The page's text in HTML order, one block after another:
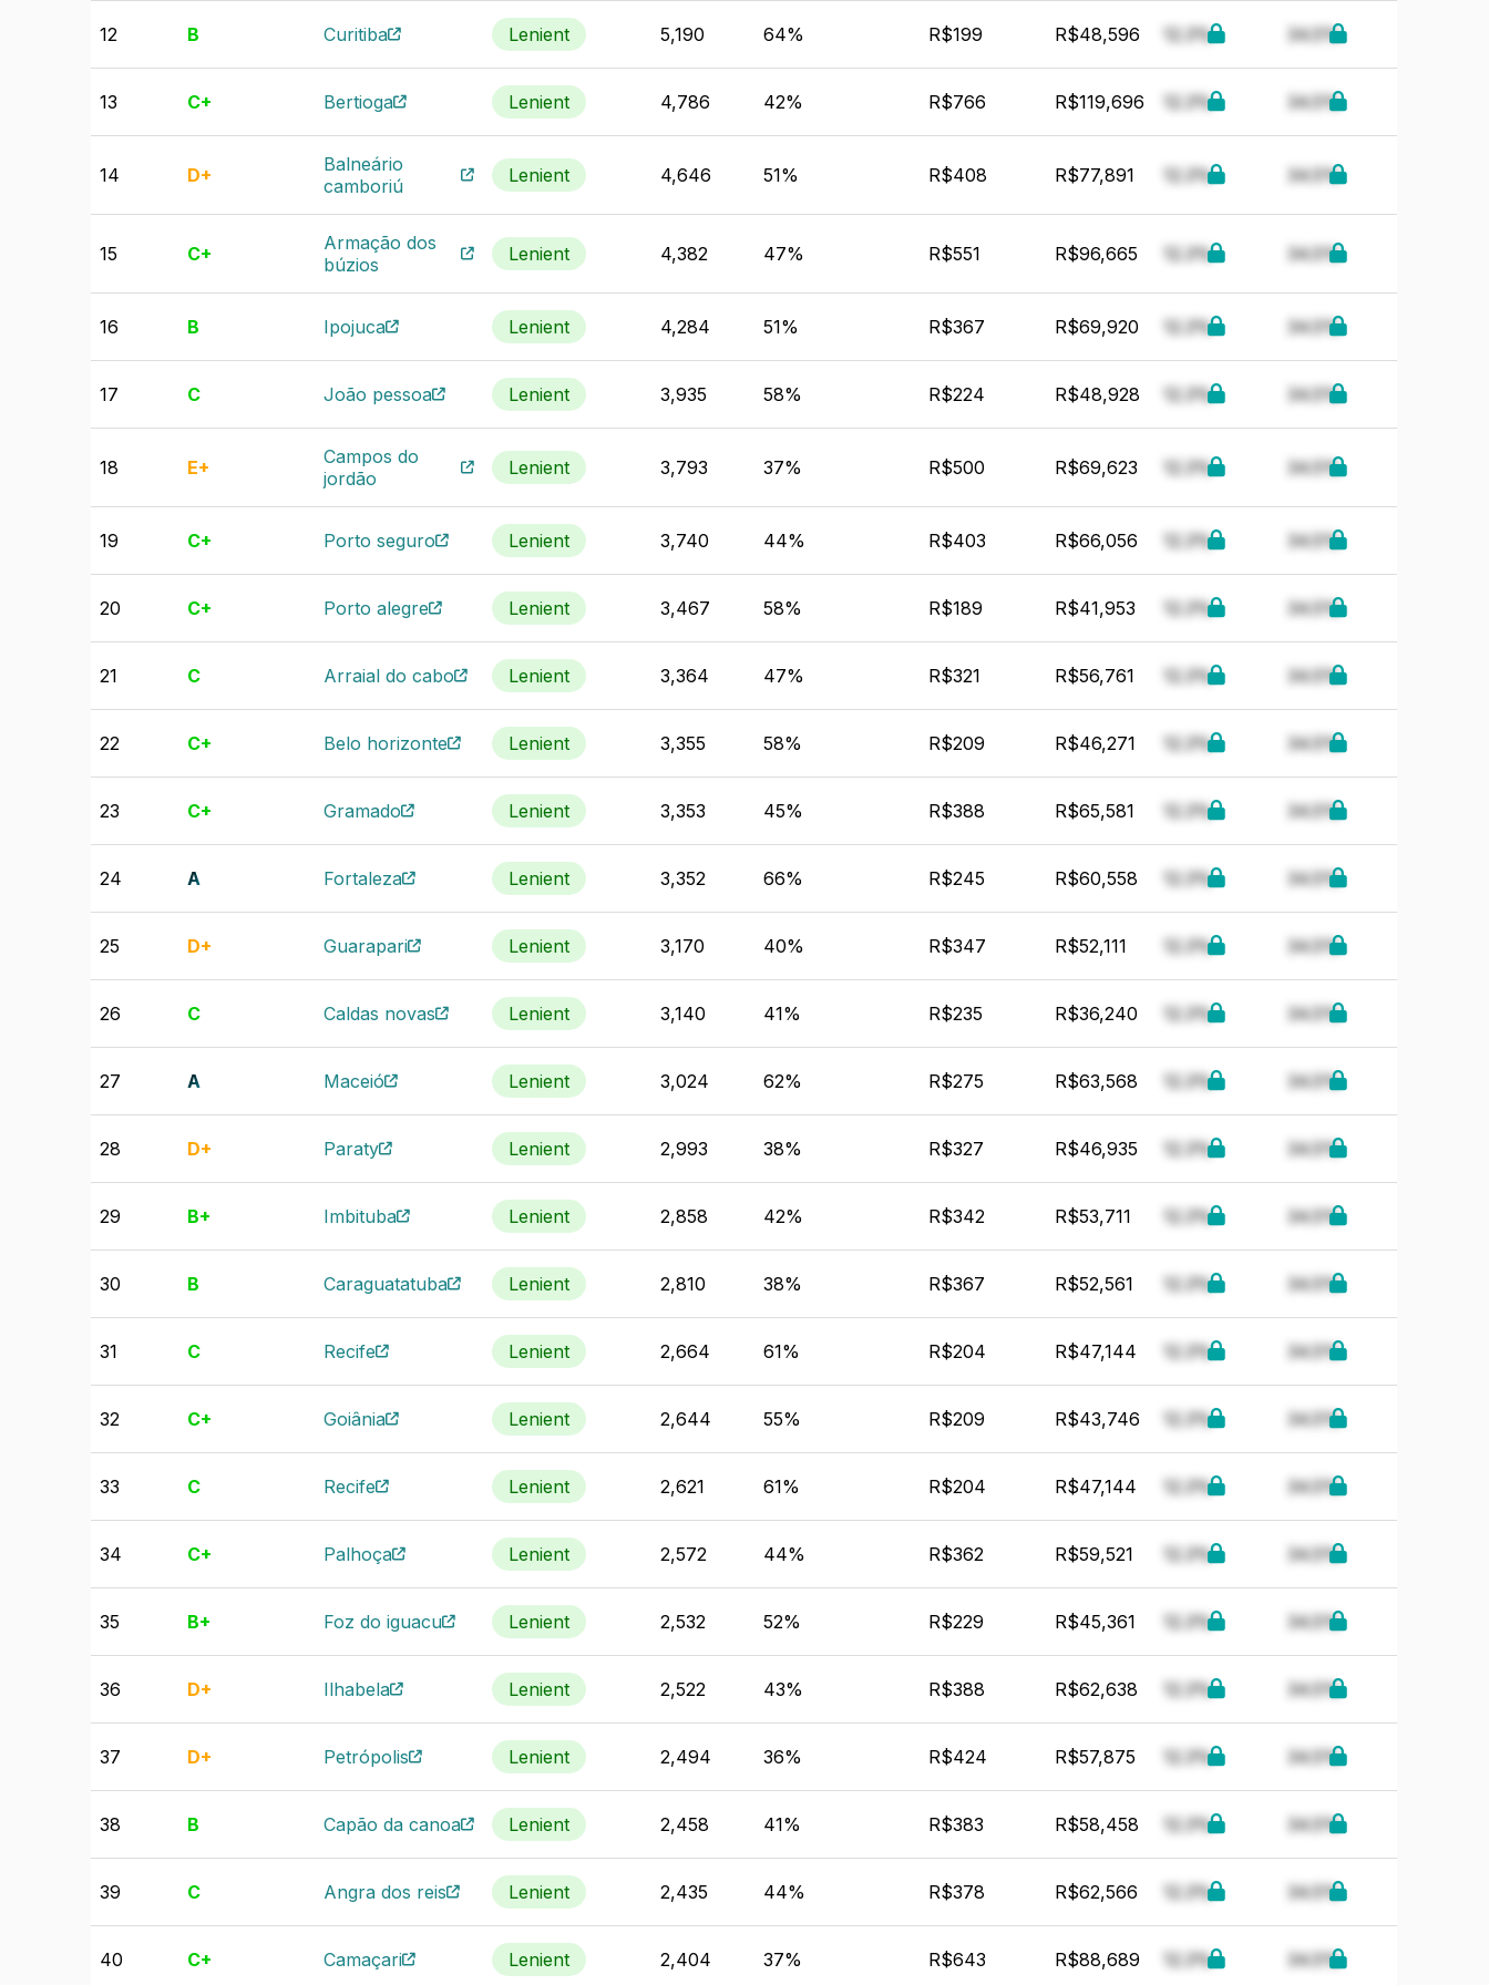
12 B Curitiba Lenient 5,190 64% R$199 R$48,596 12.3% 34.5%
13 C+ Bertioga Lenient 4,786 42% R$766 R$119,696 12.3% 34.5%
14 D+
Balneário
camboriú
Lenient 4,646 51% R$408 R$77,891 12.3% 34.5%
15 C+
Armação dos
búzios
Lenient 4,382 47% R$551 R$96,665 12.3% 34.5%
16 B Ipojuca Lenient 4,284 51% R$367 R$69,920 12.3% 34.5%
17 C João pessoa Lenient 3,935 58% R$224 R$48,928 12.3% 34.5%
18 E+
Campos do
jordão
Lenient 3,793 37% R$500 R$69,623 12.3% 34.5%
19 C+ Porto seguro Lenient 3,740 44% R$403 R$66,056 12.3% 34.5%
20 C+ Porto alegre Lenient 3,467 58% R$189 R$41,953 12.3% 34.5%
21 C Arraial do cabo Lenient 3,364 47% R$321 R$56,761 12.3% 34.5%
22 C+ Belo horizonte Lenient 3,355 58% R$209 R$46,271 12.3% 34.5%
23 C+ Gramado Lenient 3,353 45% R$388 R$65,581 12.3% 34.5%
24 A Fortaleza Lenient 3,352 66% R$245 R$60,558 12.3% 34.5%
25 D+ Guarapari Lenient 3,170 40% R$347 R$52,111 12.3% 34.5%
26 C Caldas novas Lenient 3,140 41% R$235 R$36,240 12.3% 34.5%
27 A Maceió Lenient 3,024 62% R$275 R$63,568 12.3% 34.5%
28 D+ Paraty Lenient 2,993 38% R$327 R$46,935 12.3% 34.5%
29 B+ Imbituba Lenient 2,858 42% R$342 R$53,711 12.3% 34.5%
30 B Caraguatatuba Lenient 2,810 38% R$367 R$52,561 12.3% 34.5%
31 C Recife Lenient 2,664 61% R$204 R$47,144 12.3% 34.5%
32 C+ Goiânia Lenient 2,644 55% R$209 R$43,746 12.3% 34.5%
33 C Recife Lenient 2,621 61% R$204 R$47,144 12.3% 34.5%
34 C+ Palhoça Lenient 2,572 44% R$362 R$59,521 12.3% 34.5%
35 B+ Foz do iguacu Lenient 2,532 52% R$229 R$45,361 12.3% 34.5%
36 D+ Ilhabela Lenient 2,522 43% R$388 R$62,638 12.3% 34.5%
37 D+ Petrópolis Lenient 2,494 36% R$424 R$57,875 12.3% 34.5%
38 B Capão da canoa Lenient 2,458 41% R$383 R$58,458 12.3% 34.5%
39 C Angra dos reis Lenient 2,435 44% R$378 R$62,566 12.3% 34.5%
40 C+ Camaçari Lenient 2,404 37% R$643 R$88,689 12.3% 34.5%